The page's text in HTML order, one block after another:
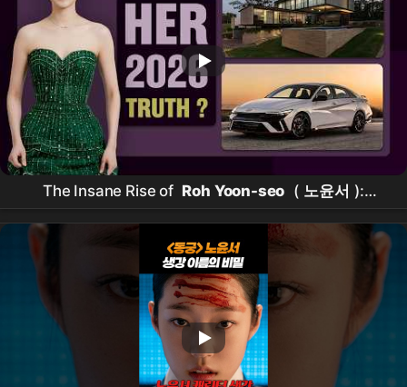
The Insane Rise of Roh Yoon-seo ( 노윤서 ):
Lifestyle, Net Worth & Boyfriend (2026)